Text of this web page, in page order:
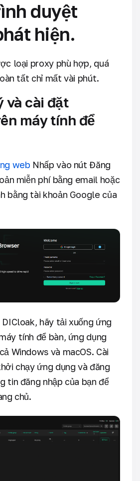
duyệt
hiện.
loại proxy phù hợp, quá
tất chỉ mất vài phút.
và cài đặt
máy tính để
web Nhấp vào nút Đăng
miễn phí bằng email hoặc
bằng tài khoản Google của
hãy tải xuống ứng
tính để bàn, ứng dụng
Windows và macOS. Cài
chạy ứng dụng và đăng
tin đăng nhập của bạn để
chủ.